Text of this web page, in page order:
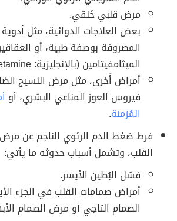
مرض قلبي خَلقي.
بعض العلاجات الدوائية، مثل
المصروفة بوصفة طبية، أو
الميثامفيتامين (بالإنجليزية: Methamphetamine).
أمراض أُخرى، مثل مرض النسيج
فيروس العوز المناعي البشري، أو
المُزمنة.
فرط ضغط الدم الرئوي الناجم عن مرض
القلب، وتشمل أسباب حدوثه ما يأتي:
فشل البُطين الأيسر.
أمراض صمامات القلب في الجزء
الصمام التاجي أو مرض الصمام